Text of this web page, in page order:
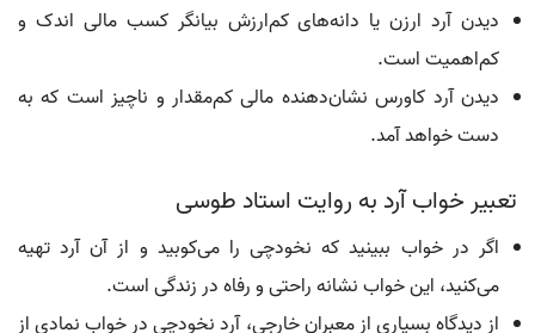
دیدن آرد ارزن یا دانه‌های کم‌ارزش بیانگر کسب مالی اندک و
کم‌اهمیت است.
دیدن آرد کاورس نشان‌دهنده مالی کم‌مقدار و ناچیز است که به
دست خواهد آمد.
تعبیر خواب آرد به روایت استاد طوسی
اگر در خواب ببینید که نخودچی را می‌کوبید و از آن آرد تهیه
می‌کنید، این خواب نشانه راحتی و رفاه در زندگی است.
از دیدگاه بسیاری از معبران خارجی، آرد نخودچی در خواب نمادی از